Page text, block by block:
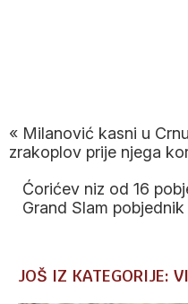
« Milanović kasni u
zrakoplov prije njega
Ćorićev niz od 16
Grand Slam pobjednik
JOŠ IZ KATEGORIJE: